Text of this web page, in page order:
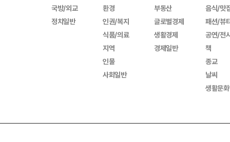
국방/외교
정치일반
환경
인권/복지
식품/의료
지역
인물
사회일반
부동산
글로벌경제
생활경제
경제일반
음식/맛
패션/뷰
공연/전
책
종교
날씨
생활문